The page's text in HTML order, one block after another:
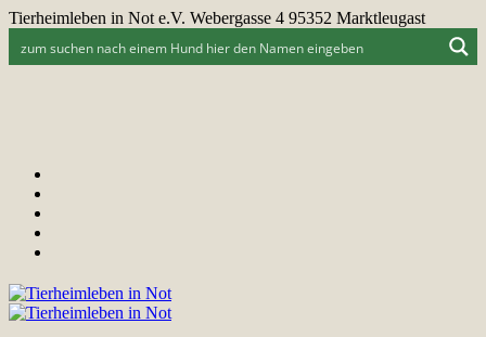
Tierheimleben in Not e.V. Webergasse 4 95352 Marktleugast